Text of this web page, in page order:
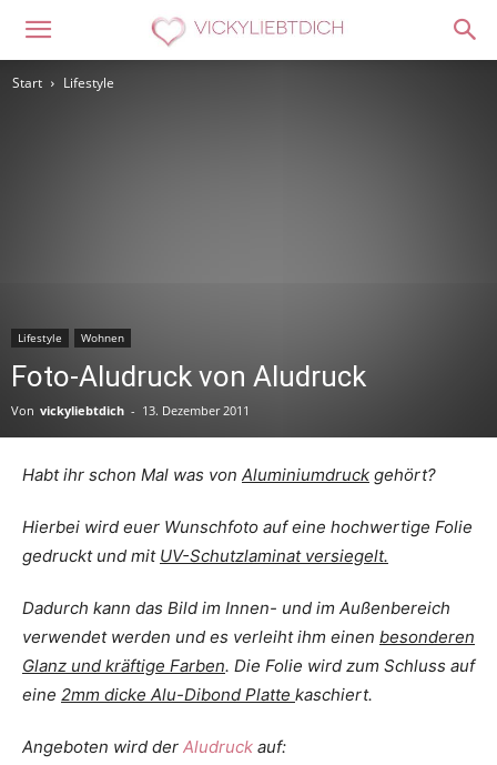
Start Lifestyle
Lifestyle Wohnen
Foto-Aludruck von Aludruck
Von vickyliebtdich - 13. Dezember 2011
Habt ihr schon Mal was von Aluminiumdruck gehört?
Hierbei wird euer Wunschfoto auf eine hochwertige Folie
gedruckt und mit UV-Schutzlaminat versiegelt.
Dadurch kann das Bild im Innen- und im Außenbereich
verwendet werden und es verleiht ihm einen besonderen
Glanz und kräftige Farben. Die Folie wird zum Schluss auf
eine 2mm dicke Alu-Dibond Platte kaschiert.
Angeboten wird der Aludruck auf: